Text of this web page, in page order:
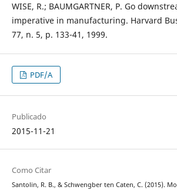
WISE, R.; BAUMGARTNER, P. Go
imperative in manufacturing. Harvard
77, n. 5, p. 133-41, 1999.
PDF/A
Publicado
2015-11-21
Como Citar
Santolin, R. B., & Schwengber ten Caten, C. (2015).